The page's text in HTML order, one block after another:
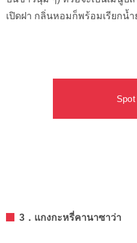
เปิดฝา กลิ่นหอมก็พร้อมเรียกน้
3．แกงกะหรี่คานาซาว่า